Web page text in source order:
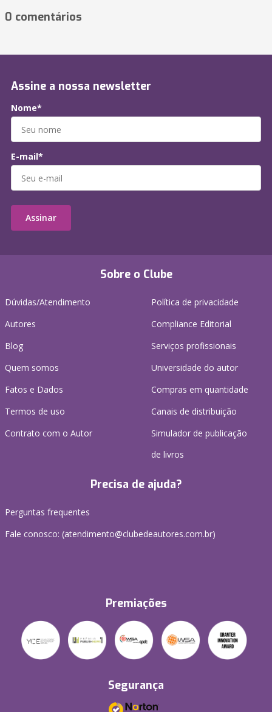
0 comentários
Sobre o Clube
Dúvidas/Atendimento
Autores
Blog
Quem somos
Fatos e Dados
Termos de uso
Contrato com o Autor
Política de privacidade
Compliance Editorial
Serviços profissionais
Universidade do autor
Compras em quantidade
Canais de distribuição
Simulador de publicação
de livros
Precisa de ajuda?
Perguntas frequentes
Fale conosco: (atendimento@clubedeautores.com.br)
Premiações
Segurança
Assine a nossa newsletter
Nome*
E-mail*
Assinar